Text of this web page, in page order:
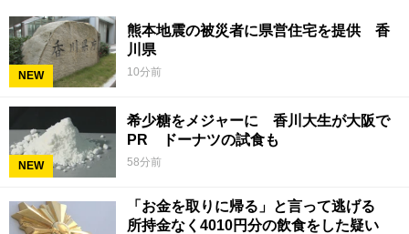
NEW
熊本地震の被災者に県営住宅を提供 香
川県
10分前
NEW
希少糖をメジャーに 香川大生が大阪で
PR ドーナツの試食も
58分前
「お金を取りに帰る」と言って逃げる
所持金なく4010円分の飲食をした疑い